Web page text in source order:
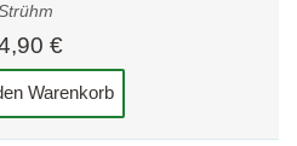
€
Warenkorb